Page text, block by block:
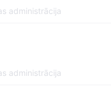
administrācija
administrācija